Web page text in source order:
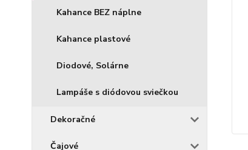
Kahance BEZ náplne
Kahance plastové
Diodové, Solárne
Lampáše s diódovou sviečkou
Dekoračné
Čajové